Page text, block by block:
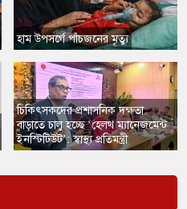
​হাম উপসর্গে পাঁচজনের মৃত্যু
চিকিৎসকদের প্রশাসনিক দক্ষতা
বাড়াতে চালু হচ্ছে ‘হেলথ ম্যানেজমেন্ট
ইনস্টিটিউট’: স্বাস্থ্য প্রতিমন্ত্রী